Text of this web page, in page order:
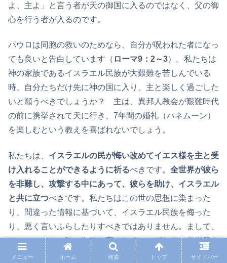
よ、主よ」と言う者が天の御国に入るのではなく、父の御
心を行う者が入るのです。
パウロは同胞の救いのためなら、自分が呪われた者になっ
ても良いと告白しています（ ローマ9：2～3）。私たちは
神の家族であるイスラエル民族が大艱難を苦しんでいる
時、自分たちだけ先に神の国に入り、主と楽しく過ごした
いと願うべきでしょうか？ 主は、異邦人教会が艱難時代
の前に携挙されて天に行き、7年間の婚礼（ハネムーン）
を楽しむという教えを喜ばれないでしょう。
私たちは、 イスラエルの民が悔い改めてイエス様を主と受
け入れることができるように祈るべきです。 全世界が彼ら
を非難し、攻撃する中にあって、彼らを助け、イスラエル
と共に立つべきです。私たちはこの世の思想に染まった
り、間違った情報に基づいて、イスラエル民族を侮った
り、悪く言いふらしたりすべきではありません。まして、
ホロコーストの時、自分を守るためにユダヤ人の居場所を
密告し、迫害に加担した人々のように振舞って、自分のい
メニュー ホーム 検索 トップ サイドバー